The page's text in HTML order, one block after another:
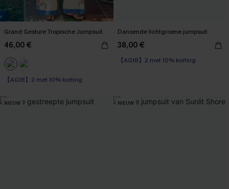
Grand Gesture Tropische Jumpsuit
46,00 €
【AG18】2 met 10% korting
Dansende lichtgroene jumpsuit
38,00 €
【AG18】2 met 10% korting
NIEUW NIEUW